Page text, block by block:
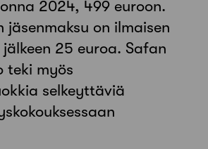
2024, 499 euroon.
jäsenmaksu on ilmaisen
25 euroa. Safan
teki myös
selkeyttäviä